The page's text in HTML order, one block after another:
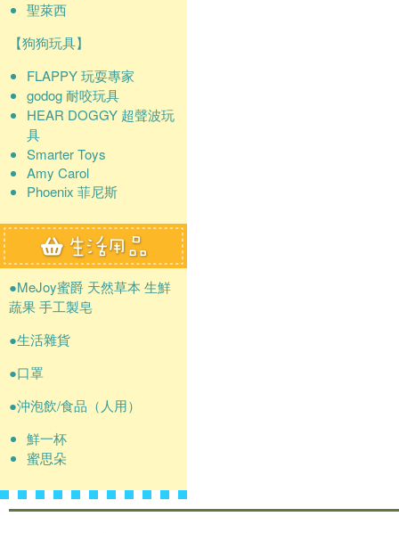
聖萊西
【狗狗玩具】
FLAPPY 玩耍專家
godog 耐咬玩具
HEAR DOGGY 超聲波玩
具
Smarter Toys
Amy Carol
Phoenix 菲尼斯
●MeJoy蜜爵 天然草本 生鮮
蔬果 手工製皂
●生活雜貨
●口罩
●沖泡飲/食品（人用）
鮮一杯
蜜思朵